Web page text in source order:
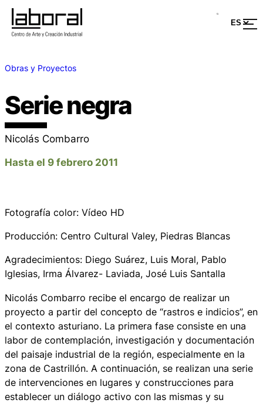
Obras y Proyectos
Serie negra
Nicolás Combarro
Hasta el 9 febrero 2011
Fotografía color: Vídeo HD
Producción: Centro Cultural Valey, Piedras Blancas
Agradecimientos: Diego Suárez, Luis Moral, Pablo
Iglesias, Irma Álvarez- Laviada, José Luis Santalla
Nicolás Combarro recibe el encargo de realizar un
proyecto a partir del concepto de “rastros e indicios”, en
el contexto asturiano. La primera fase consiste en una
labor de contemplación, investigación y documentación
del paisaje industrial de la región, especialmente en la
zona de Castrillón. A continuación, se realizan una serie
de intervenciones en lugares y construcciones para
establecer un diálogo activo con las mismas y su